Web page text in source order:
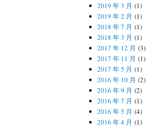
2019 年 3 月 (1)
2019 年 2 月 (1)
2018 年 7 月 (1)
2018 年 3 月 (1)
2017 年 12 月 (3)
2017 年 11 月 (1)
2017 年 5 月 (1)
2016 年 10 月 (2)
2016 年 9 月 (2)
2016 年 7 月 (1)
2016 年 5 月 (4)
2016 年 4 月 (1)